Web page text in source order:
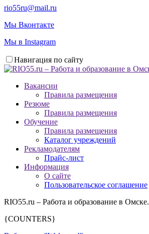
rio55ru@mail.ru
Мы Вконтакте
Мы в Instagram
Навигация по сайту
Вакансии
Правила размещения
Резюме
Правила размещения
Обучение
Правила размещения
Каталог учреждений
Рекламодателям
Прайс-лист
Информация
О сайте
Пользовательское соглашение
RIO55.ru – Работа и образование в Омске.
{COUNTERS}